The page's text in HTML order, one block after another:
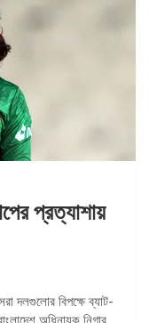
প্রত্যাশায়
দলগুলোর বিপক্ষে ব্যাট-